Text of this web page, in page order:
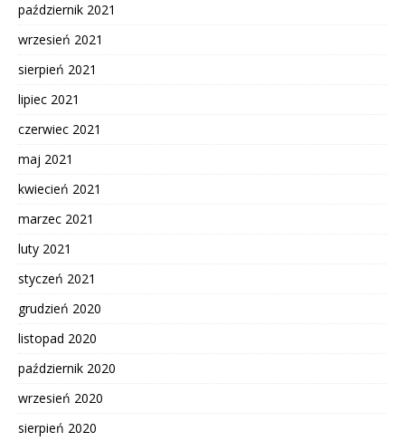
październik 2021
wrzesień 2021
sierpień 2021
lipiec 2021
czerwiec 2021
maj 2021
kwiecień 2021
marzec 2021
luty 2021
styczeń 2021
grudzień 2020
listopad 2020
październik 2020
wrzesień 2020
sierpień 2020